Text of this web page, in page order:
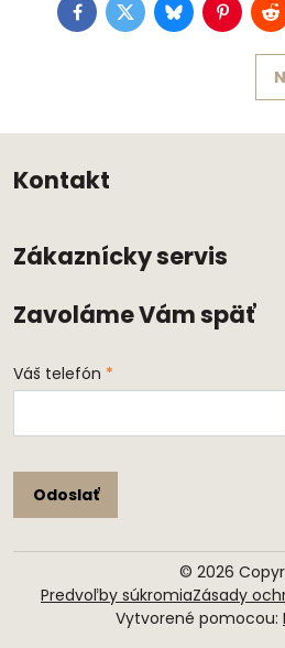
FacebookTwitterBluesky
Kontakt
Zákaznícky servis
Zavoláme Vám späť
Váš telefón *
Odoslať
© 2026
Predvoľby súkromiaZásady
Vytvorené pomocou: